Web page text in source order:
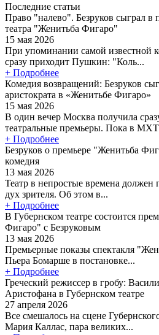
Последние статьи
Право "налево". Безруков сыграл в
театра "Женитьба Фигаро"
15 мая 2026
При упоминании самой известной
сразу приходит Пушкин: "Коль...
+ Подробнее
Комедия возвращений: Безруков
аристократа в «Женитьбе Фигаро»
15 мая 2026
В один вечер Москва получила
театральные премьеры. Пока в
+ Подробнее
Безруков о премьере "Женитьба
комедия
13 мая 2026
Театр в непростые времена должен
дух зрителя. Об этом в...
+ Подробнее
В Губернском театре состоится
Фигаро" с Безруковым
13 мая 2026
Премьерные показы спектакля
Пьера Бомарше в постановке...
+ Подробнее
Греческий режиссер в гробу:
Аристофана в Губернском театре
27 апреля 2026
Все смешалось на сцене
Мария Каллас, пара великих...